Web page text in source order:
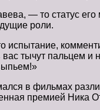
— то статус
роли.
тычут пальцем и
в фильмах
премией